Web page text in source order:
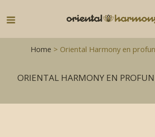
Main
MenuHome > Oriental Harmony en
ORIENTAL HARMONY EN